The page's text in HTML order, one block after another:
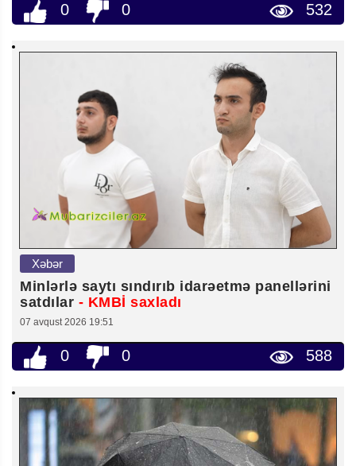
0 0 532
Xəbər
Minlərlə saytı sındırıb idarəetmə panellərini
satdılar - KMBİ saxladı
07 avqust 2026 19:51
0 0 588